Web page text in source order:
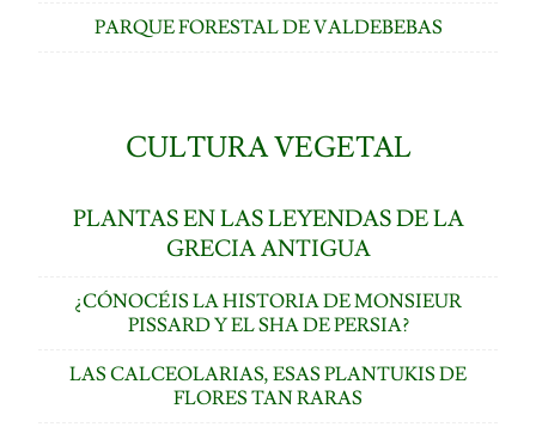
PARQUE FORESTAL DE VALDEBEBAS
CULTURA VEGETAL
PLANTAS EN LAS LEYENDAS DE LA
GRECIA ANTIGUA
¿CÓNOCÉIS LA HISTORIA DE MONSIEUR
PISSARD Y EL SHA DE PERSIA?
LAS CALCEOLARIAS, ESAS PLANTUKIS DE
FLORES TAN RARAS